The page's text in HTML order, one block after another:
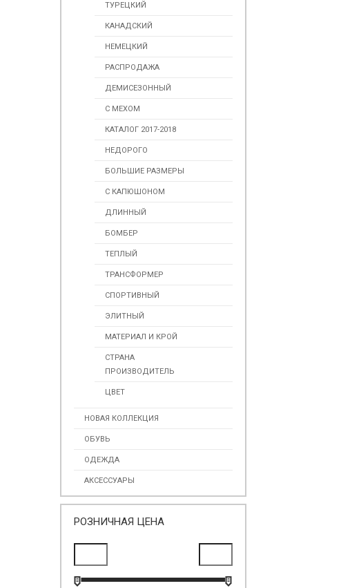
ТУРЕЦКИЙ
КАНАДСКИЙ
НЕМЕЦКИЙ
РАСПРОДАЖА
ДЕМИСЕЗОННЫЙ
С МЕХОМ
КАТАЛОГ 2017-2018
НЕДОРОГО
БОЛЬШИЕ РАЗМЕРЫ
С КАПЮШОНОМ
ДЛИННЫЙ
БОМБЕР
ТЕПЛЫЙ
ТРАНСФОРМЕР
СПОРТИВНЫЙ
ЭЛИТНЫЙ
МАТЕРИАЛ И КРОЙ
СТРАНА
ПРОИЗВОДИТЕЛЬ
ЦВЕТ
НОВАЯ КОЛЛЕКЦИЯ
ОБУВЬ
ОДЕЖДА
АКСЕССУАРЫ
РОЗНИЧНАЯ ЦЕНА